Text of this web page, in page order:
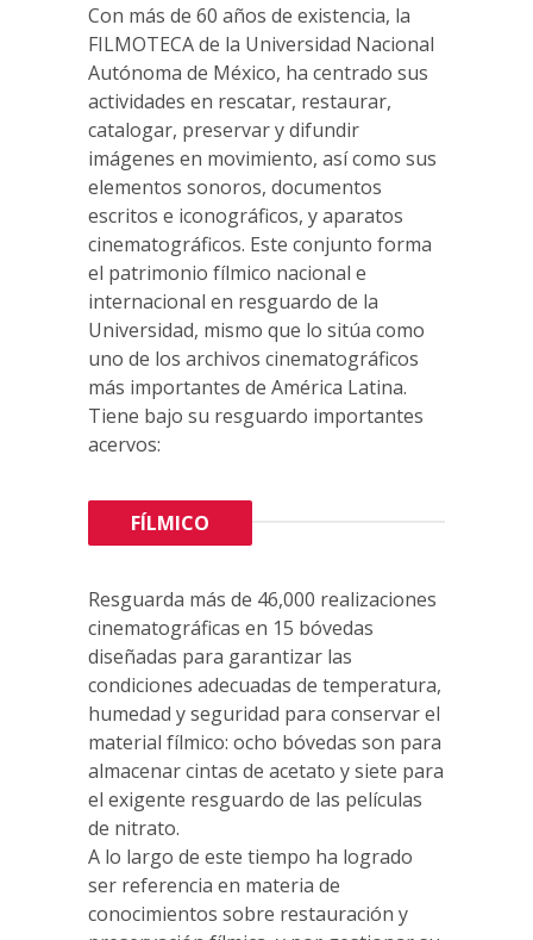
Con más de 60 años de existencia, la
FILMOTECA de la Universidad Nacional
Autónoma de México, ha centrado sus
actividades en rescatar, restaurar,
catalogar, preservar y difundir
imágenes en movimiento, así como sus
elementos sonoros, documentos
escritos e iconográficos, y aparatos
cinematográficos. Este conjunto forma
el patrimonio fílmico nacional e
internacional en resguardo de la
Universidad, mismo que lo sitúa como
uno de los archivos cinematográficos
más importantes de América Latina.
Tiene bajo su resguardo importantes
acervos:
FÍLMICO
Resguarda más de 46,000 realizaciones
cinematográficas en 15 bóvedas
diseñadas para garantizar las
condiciones adecuadas de temperatura,
humedad y seguridad para conservar el
material fílmico: ocho bóvedas son para
almacenar cintas de acetato y siete para
el exigente resguardo de las películas
de nitrato.
A lo largo de este tiempo ha logrado
ser referencia en materia de
conocimientos sobre restauración y